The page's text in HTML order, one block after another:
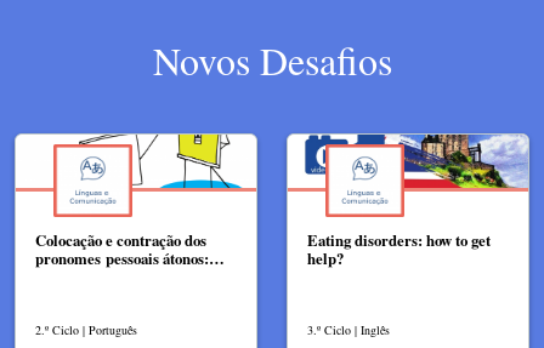
Novos Desafios
Colocação e contração dos
pronomes pessoais átonos:…
2.º Ciclo | Português
Eating disorders: how to get
help?
3.º Ciclo | Inglês